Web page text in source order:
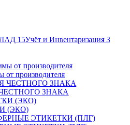
15Учёт и Инвентаризация 3
от производителя
ЗНАКА
(ЭКО)